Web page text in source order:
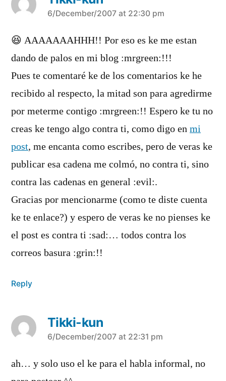
says:
6/December/2007 at 22:30 pm
😆 AAAAAAAHHH!! Por eso es ke me estan
dando de palos en mi blog :mrgreen:!!!
Pues te comentaré ke de los comentarios ke he
recibido al respecto, la mitad son para agredirme
por meterme contigo :mrgreen:!! Espero ke tu no
creas ke tengo algo contra ti, como digo en mi
post, me encanta como escribes, pero de veras ke
publicar esa cadena me colmó, no contra ti, sino
contra las cadenas en general :evil:.
Gracias por mencionarme (como te diste cuenta
ke te enlace?) y espero de veras ke no pienses ke
el post es contra ti :sad:… todos contra los
correos basura :grin:!!
Reply
Tikki-kun
says:
6/December/2007 at 22:31 pm
ah… y solo uso el ke para el habla informal, no